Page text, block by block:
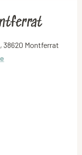
38620 Montferrat